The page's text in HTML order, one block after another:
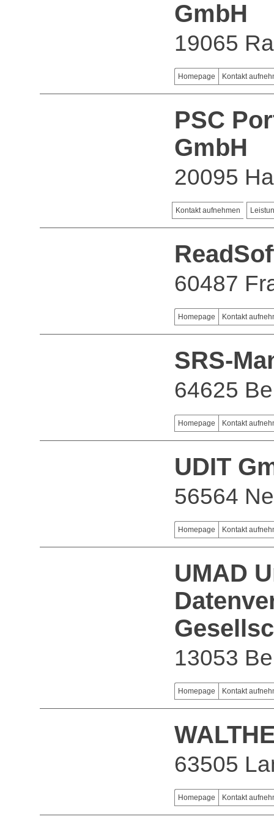
GmbH
19065
Homepage Kontakt
PSC
GmbH
20095
Kontakt aufnehmen
60487
Homepage Kontakt
SRS-
64625
Homepage Kontakt
UDIT
56564
Homepage Kontakt
UMAD
13053
Homepage Kontakt
63505
Homepage Kontakt